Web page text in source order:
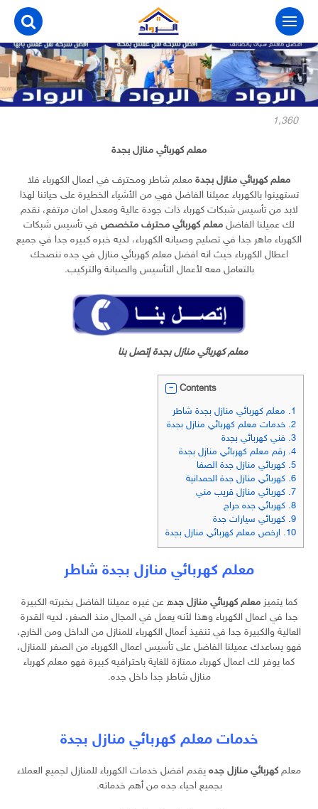
التجاوز
المحتوى
1٬360
معلم كهربائي منازل بجدة
معلم كهربائي منازل بجدة معلم شاطر ومحترف في اعمال الكهرباء فلا
تستهينوا بالكهرباء عميلنا الفاضل فهي من الأشياء الخطيرة على حياتنا لهذا
لابد من تأسيس شبكات كهرباء ذات جودة عالية ومعدل امان مرتفع، نقدم
لك عميلنا الفاضل معلم كهربائي محترف متخصص في تأسيس شبكات
الكهرباء ماهر جدا في تصليح وصيانه الكهرباء، لديه خبره كبيره جدا في جميع
اعطال الكهرباء حيث انه افضل معلم كهربائي منازل في جده ننصحك
بالتعامل معه لأعمال التأسيس والصيانة والتركيب.
معلم كهربائي منازل بجدة إتصل بنا
Contents
1.
معلم كهربائي منازل بجدة شاطر
2. خدمات معلم كهربائي منازل بجدة
3. فني كهربائي بجدة
4. رقم معلم كهربائي منازل بجدة
5. كهربائي منازل جدة الصفا
6. كهربائي منازل جدة الحمدانية
7. كهربائي منازل قريب مني
8. كهربائي جده حراج
9. كهربائي سيارات جدة
10.
ارخص معلم كهربائي منازل بجدة
معلم كهربائي منازل بجدة شاطر
كما يتميزمعلم كهربائي منازل جده عن غيره عميلنا الفاضل بخبرته الكبيرة
جدا في اعمال الكهرباء وهذا لأنه يعمل في المجال منذ الصغر، لديه القدرة
العالية والكبيرة جدا في تنفيذ أعمال الكهرباء للمنازل من الداخل ومن الخارج،
فهو يساعدك عميلنا الفاضل على تأسيس اعمال الكهرباء من الصفر للمنازل،
كما يوفر لك اعمال كهرباء ممتازة للغاية باحترافيه كبيرة فهو معلم كهرباء
منازل شاطر جدا داخل جده.
خدمات معلم كهربائي منازل بجدة
معلمكهربائي منازل جده يقدم افضل خدمات الكهرباء للمنازل لجميع العملاء
بجميع احياء جده من أهم خدماته.